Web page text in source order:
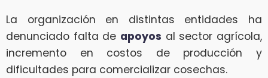
La organización en distintas entidades ha
denunciado falta de apoyos al sector agrícola,
incremento en costos de producción y
dificultades para comercializar cosechas.